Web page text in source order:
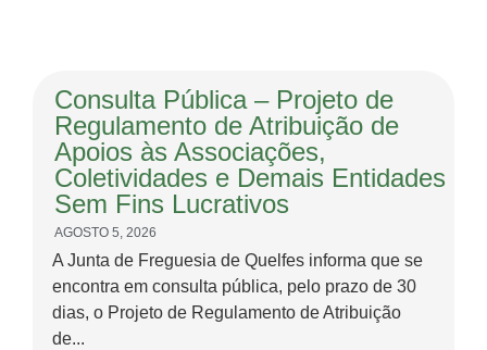
Consulta Pública – Projeto de
Regulamento de Atribuição de
Apoios às Associações,
Coletividades e Demais Entidades
Sem Fins Lucrativos
AGOSTO 5, 2026
A Junta de Freguesia de Quelfes informa que se
encontra em consulta pública, pelo prazo de 30
dias, o Projeto de Regulamento de Atribuição
de...